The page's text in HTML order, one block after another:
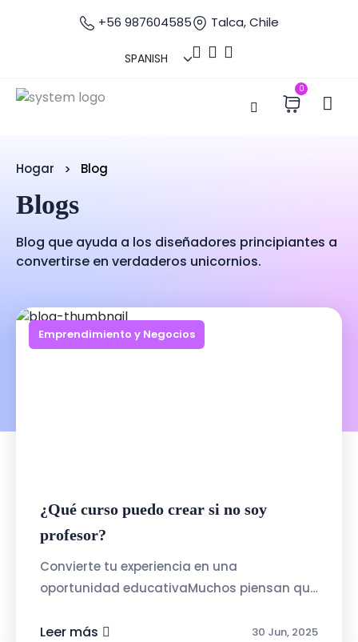
+56 987604585 Talca, Chile
0
Hogar Blog
Blogs
Blog que ayuda a los diseñadores principiantes a
convertirse en verdaderos unicornios.
Emprendimiento y Negocios
¿Qué curso puedo crear si no soy
profesor?
Convierte tu experiencia en una
oportunidad educativaMuchos piensan que
Talenty valoramos la experiencia real. Si
Leer más 30 Jun, 2025